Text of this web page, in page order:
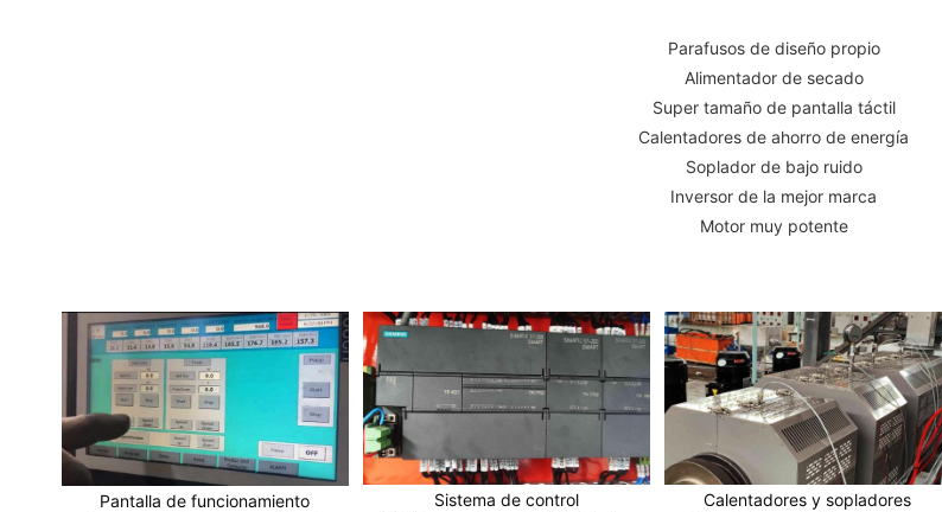
Parafusos de diseño propio
Alimentador de secado
Super tamaño de pantalla táctil
Calentadores de ahorro de energía
Soplador de bajo ruido
Inversor de la mejor marca
Motor muy potente
Pantalla de funcionamiento
Sistema de control
Calentadores y sopladores